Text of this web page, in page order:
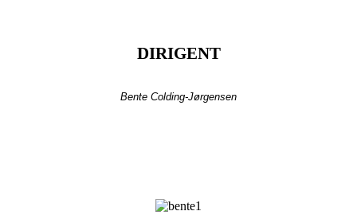
DIRIGENT
Bente Colding-Jørgensen